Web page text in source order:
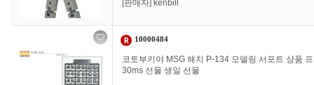
[판매자] kenbill
10000484
코토부키야 MSG 해치 P-134 모델링 서포트 상품
30ms 선물 생일 선물